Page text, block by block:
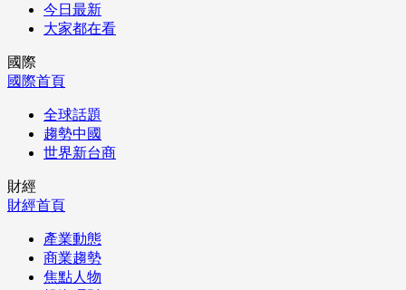
今日最新
大家都在看
國際
國際首頁
全球話題
趨勢中國
世界新台商
財經
財經首頁
產業動態
商業趨勢
焦點人物